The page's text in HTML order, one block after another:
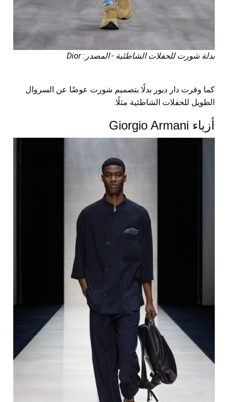
بدلة شورت للحفلات الشاطئية - المصدر: Dior
كما وفرت دار ديور بدلًا بتصميم شورت عوضًا عن السروال
الطويل للحفلات الشاطئية مثلًا.
أزياء Giorgio Armani